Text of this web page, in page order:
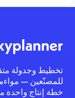
تخطيط وجدولة
للمصنّعين —
خطة إنتاج واحدة